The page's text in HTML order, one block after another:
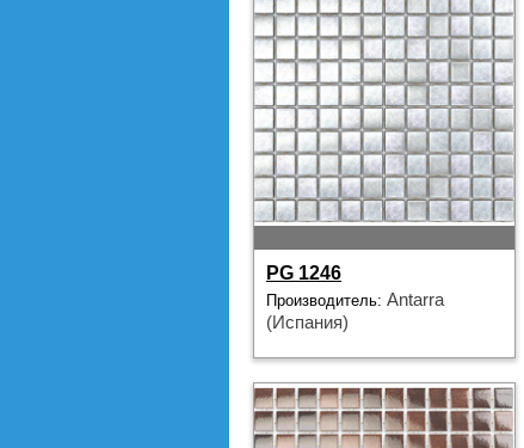
PG 1246
Производитель: Antarra
(Испания)